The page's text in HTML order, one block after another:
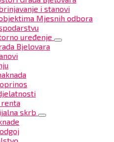
i stanovi
Mjesnih odbora
uređenje
Bjelovara
renta
skrb